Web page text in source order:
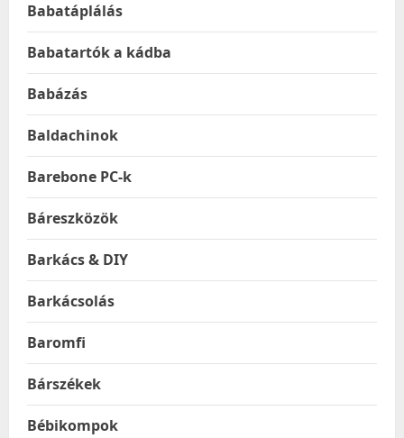
Babatáplálás
Babatartók a kádba
Babázás
Baldachinok
Barebone PC-k
Báreszközök
Barkács & DIY
Barkácsolás
Baromfi
Bárszékek
Bébikompok